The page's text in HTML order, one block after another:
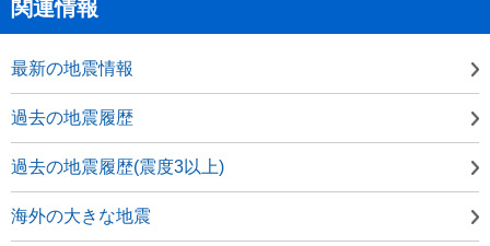
関連情報
最新の地震情報
過去の地震履歴
過去の地震履歴(震度3以上)
海外の大きな地震